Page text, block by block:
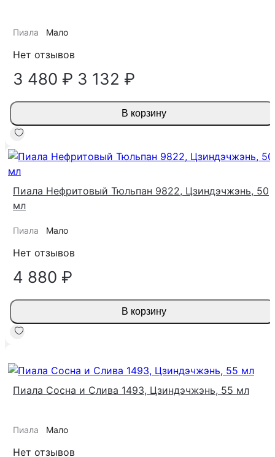
Пиала Мало
Нет отзывов
3 480 ₽ 3 132 ₽
В корзину
Пиала Нефритовый Тюльпан 9822, Цзиндэчжэнь, 50
мл
Пиала Мало
Нет отзывов
4 880 ₽
В корзину
Пиала Сосна и Слива 1493, Цзиндэчжэнь, 55 мл
Пиала Мало
Нет отзывов